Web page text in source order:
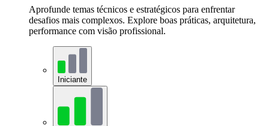
Aprofunde temas técnicos e estratégicos para enfrentar
desafios mais complexos. Explore boas práticas, arquitetura,
performance com visão profissional.
Iniciante